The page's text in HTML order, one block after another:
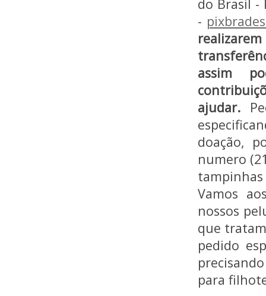
do Brasil -
-
assim
ajudar.
doação,
numero
Vamos
nossos
que
pedido
para